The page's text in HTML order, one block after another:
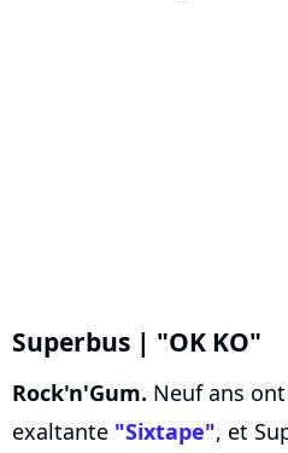
Superbus | "OK KO"
Rock'n'Gum. Neuf ans
exaltante "Sixtape", et